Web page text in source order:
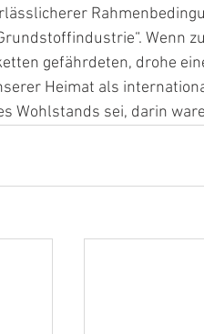
Wenn
gefährdeten, drohe
Heimat als
Wohlstands sei, darin